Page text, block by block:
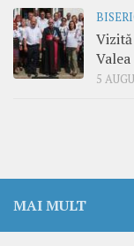
5
MAI MULT